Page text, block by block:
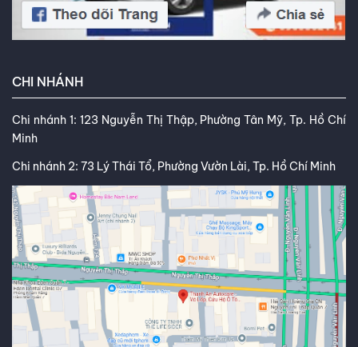
CHI NHÁNH
Chi nhánh 1: 123 Nguyễn Thị Thập, Phường Tân Mỹ, Tp. Hồ Chí
Minh
Chi nhánh 2: 73 Lý Thái Tổ, Phường Vườn Lài, Tp. Hồ Chí Minh